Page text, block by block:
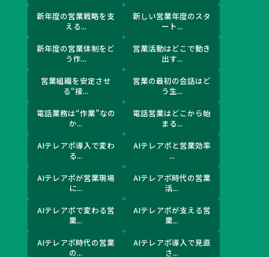
新年度の営業戦略を支
える...
新しい営業年度のスタ
ート...
新年度の営業体制をど
う作...
営業活動はどこで動き
出す...
営業組織を安定させ
る“接...
営業の最初の会話はど
う生...
電話業務は“作業”なの
か...
電話営業はどこから始
まる...
AIテレアポ導入で変わ
る...
AIテレアポと営業効率
...
AIテレアポが営業現場
に...
AIテレアポ時代の営業
活...
AIテレアポで変わる営
業...
AIテレアポが支える営
業...
AIテレアポ時代の営業
の...
AIテレアポ導入で見直
さ...